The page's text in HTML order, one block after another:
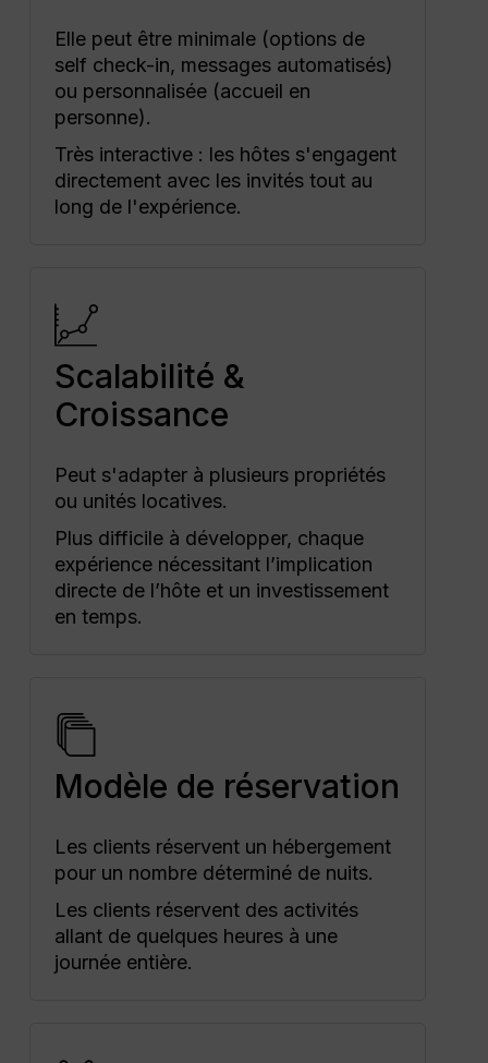
Elle peut être minimale (options de
self check-in, messages automatisés)
ou personnalisée (accueil en
personne).
Très interactive : les hôtes s'engagent
directement avec les invités tout au
long de l'expérience.
Scalabilité &
Croissance
Peut s'adapter à plusieurs propriétés
ou unités locatives.
Plus difficile à développer, chaque
expérience nécessitant l’implication
directe de l’hôte et un investissement
en temps.
Modèle de réservation
Les clients réservent un hébergement
pour un nombre déterminé de nuits.
Les clients réservent des activités
allant de quelques heures à une
journée entière.